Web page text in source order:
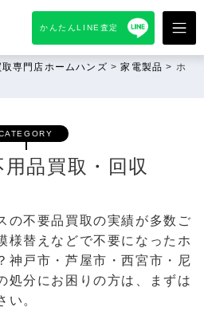
かんたんLINE査定
専門店ホームハンズ >家電製品 > ホ
品買取・回収
の不要品買取の実績が多数ご
様替えなどで不要になったホ
神戸市・芦屋市・西宮市・尼
処分にお困りの方は、まずは
い。